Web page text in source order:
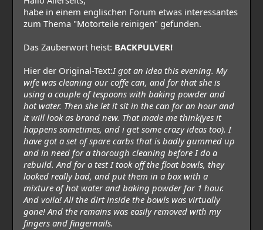
habe in einem englischen Forum etwas interessantes
zum Thema "Motorteile reinigen" gefunden.
Das Zauberwort heist: BACKPULVER!
Hier der Original-Text:I got an idea this evening. My
wife was cleaning our coffe can, and for that she is
using a couple of tespoons with baking powder and
hot water. Then she let it sit in the can for an hour and
it will look as brand new. That made me think(yes it
happens sometimes, and i get some crazy ideas too). I
have got a set of spare carbs that is badly gummed up
and in need for a thorough cleaning before I do a
rebuild. And for a test I took off the float bowls, they
looked really bad, and put them in a box with a
mixture of hot water and baking powder for 1 hour.
And voila! All the dirt inside the bowls was virtually
gone! And the remains was easily removed with my
fingers and fingernails.